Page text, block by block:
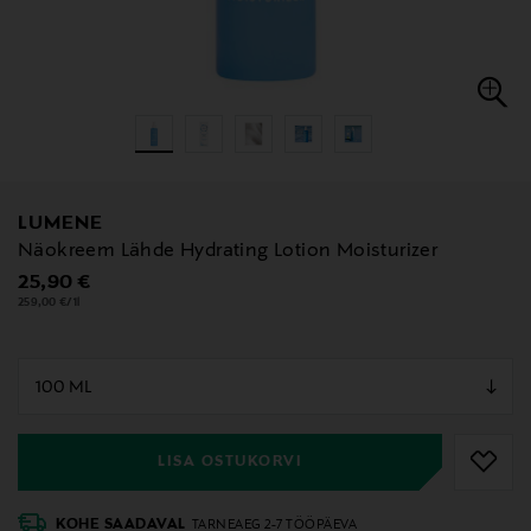
LUMENE
Näokreem Lähde Hydrating Lotion Moisturizer
Original Price
25,90 €
259,00 €/1l
LISA OSTUKORVI
KOHE SAADAVAL TARNEAEG 2-7 TÖÖPÄEVA